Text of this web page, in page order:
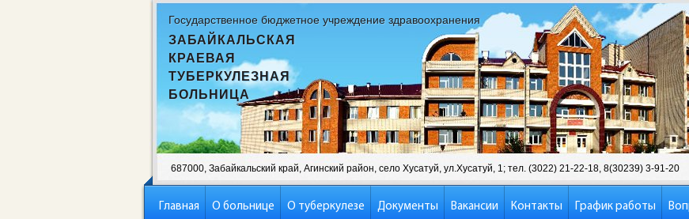
Государственное бюджетное учреждение здравоохранения
ЗАБАЙКАЛЬСКАЯ
КРАЕВАЯ
ТУБЕРКУЛЕЗНАЯ
БОЛЬНИЦА
687000, Забайкальский край, Агинский район, село Хусатуй, ул.Хусатуй, 1; тел. (3022) 21-22-18, 8(30239) 3-91-20
Главная О больнице О туберкулезе Документы Вакансии Контакты График работы